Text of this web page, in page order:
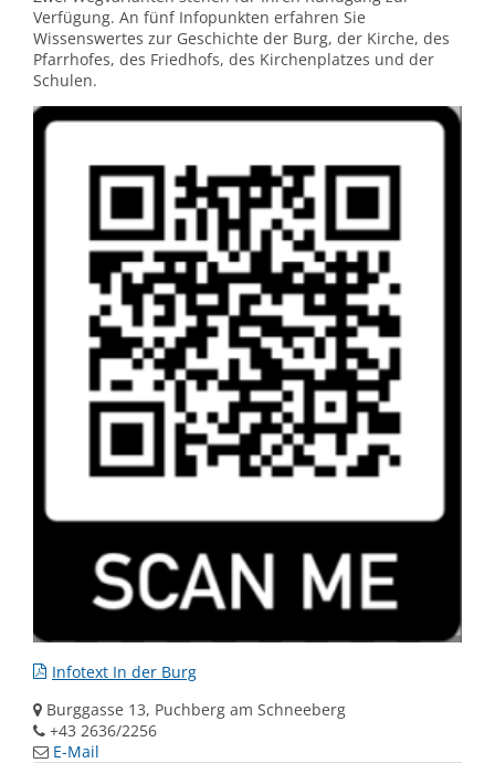
Verfügung. An fünf Infopunkten erfahren Sie
Wissenswertes zur Geschichte der Burg, der Kirche, des
Pfarrhofes, des Friedhofs, des Kirchenplatzes und der
Schulen.
Infotext In der Burg
Burggasse 13, Puchberg am Schneeberg
+43 2636/2256
E-Mail